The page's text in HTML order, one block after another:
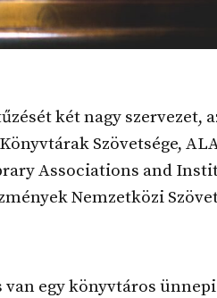
két nagy szervezet,
Szövetsége,
Associations and
Nemzetközi
van egy könyvtáros